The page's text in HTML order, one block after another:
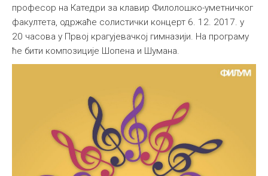
професор на Катедри за клавир Филолошко-уметничког
факултета, одржаће солистички концерт 6. 12. 2017. у
20 часова у Првој крагујевачкој гимназији. На програму
ће бити композиције Шопена и Шумана.